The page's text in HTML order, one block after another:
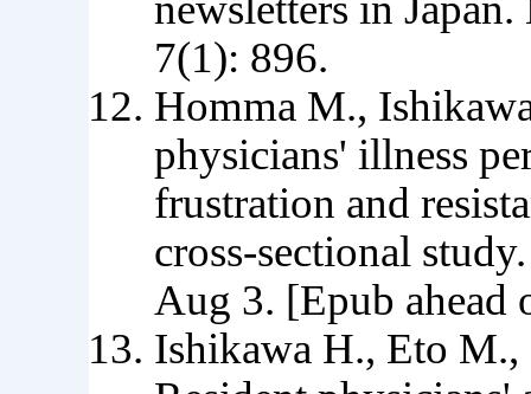
7(1): 896.
Homma M.,
physicians' illness
frustration and
cross-sectional
Aug 3. [Epub ahead
Ishikawa H., Eto